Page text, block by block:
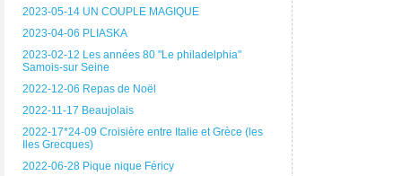
2023-05-14 UN COUPLE MAGIQUE
2023-04-06 PLIASKA
2023-02-12 Les années 80 "Le philadelphia"
Samois-sur Seine
2022-12-06 Repas de Noël
2022-11-17 Beaujolais
2022-17*24-09 Croisière entre Italie et Grèce (les
Iles Grecques)
2022-06-28 Pique nique Féricy